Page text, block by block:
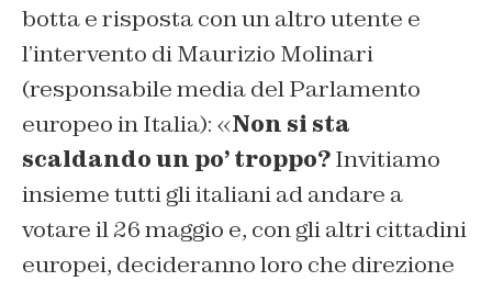
botta e risposta con un altro utente e
l’intervento di Maurizio Molinari
(responsabile media del Parlamento
europeo in Italia): «Non si sta
scaldando un po’ troppo?Invitiamo
insieme tutti gli italiani ad andare a
votare il 26 maggio e, con gli altri cittadini
europei, decideranno loro che direzione